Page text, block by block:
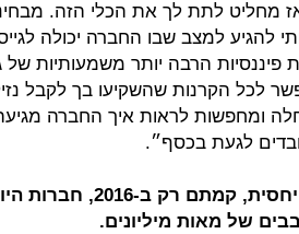
מחליט לתת לך את הכלי הזה.
להגיע למצב שבו החברה יכולה
פיננסיות הרבה יותר משמעותיות של
לכל הקרנות שהשקיעו בך לקבל
ומחפשות לראות איך החברה מגיעה
לגעת בכסף״.
אבל אתם חברה צעירה
של מאות מיליונים.